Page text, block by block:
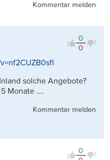
Kommentar melden
0
0
solche Angebote?
Monate ….
Kommentar melden
0